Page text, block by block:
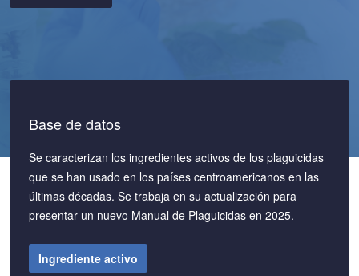
Base de datos
Se caracterizan los ingredientes activos de los plaguicidas
que se han usado en los países centroamericanos en las
últimas décadas. Se trabaja en su actualización para
presentar un nuevo Manual de Plaguicidas en 2025.
Ingrediente activo